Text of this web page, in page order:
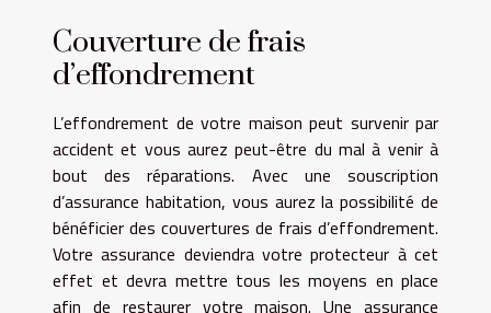
Couverture de frais
d’effondrement
L’effondrement de votre maison peut survenir par
accident et vous aurez peut-être du mal à venir à
bout des réparations. Avec une souscription
d’assurance habitation, vous aurez la possibilité de
bénéficier des couvertures de frais d’effondrement.
Votre assurance deviendra votre protecteur à cet
effet et devra mettre tous les moyens en place
afin de restaurer votre maison. Une assurance